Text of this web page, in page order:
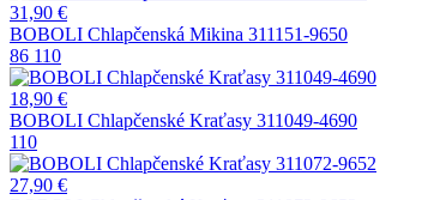
31,90 €
BOBOLI Chlapčenská Mikina 311151-9650
86 110
18,90 €
BOBOLI Chlapčenské Kraťasy 311049-4690
110
27,90 €